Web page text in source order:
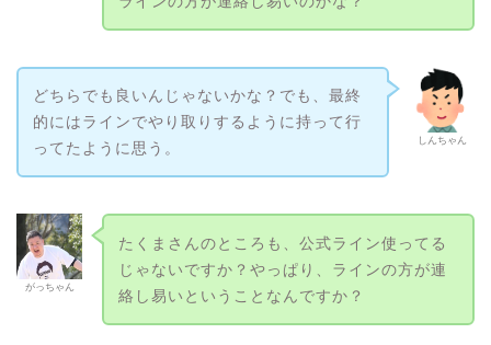
しんちゃん
どちらでも良いんじゃないかな？でも、最終
的にはラインでやり取りするように持って行
ってたように思う。
がっちゃん
たくまさんのところも、公式ライン使ってる
じゃないですか？やっぱり、ラインの方が連
絡し易いということなんですか？